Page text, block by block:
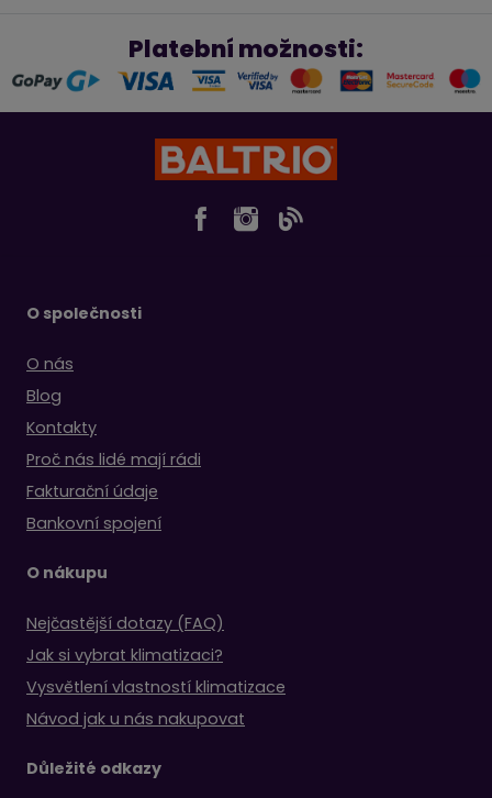
Platební možnosti:
O společnosti
O nás
Blog
Kontakty
Proč nás lidé mají rádi
Fakturační údaje
Bankovní spojení
O nákupu
Nejčastější dotazy (FAQ)
Jak si vybrat klimatizaci?
Vysvětlení vlastností klimatizace
Návod jak u nás nakupovat
Důležité odkazy